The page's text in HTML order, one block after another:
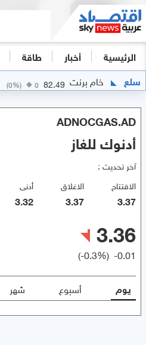
الرئيسية أخبار طاقة
سلع
خام برنت 82.49
0
(0%)
ADNOCGAS.AD
أدنوك للغاز
آخر تحديث :
الافتتاح
3.37
الاغلاق
3.37
أدنى
3.32
3.36
(-0.3%) -0.01
يوم أسبوع شهر